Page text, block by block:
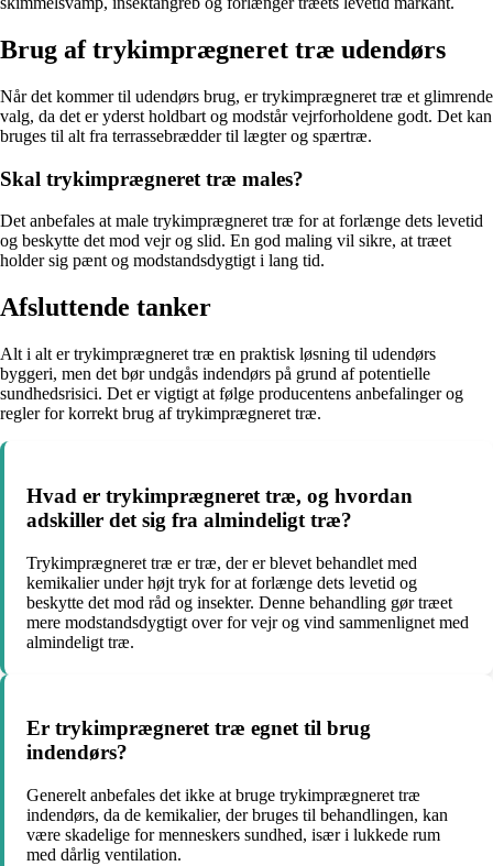
Brug af trykimprægneret træ udendørs
Når det kommer til udendørs brug, er trykimprægneret træ et glimrende
valg, da det er yderst holdbart og modstår vejrforholdene godt. Det kan
bruges til alt fra terrassebrædder til lægter og spærtræ.
Skal trykimprægneret træ males?
Det anbefales at male trykimprægneret træ for at forlænge dets levetid
og beskytte det mod vejr og slid. En god maling vil sikre, at træet
holder sig pænt og modstandsdygtigt i lang tid.
Afsluttende tanker
Alt i alt er trykimprægneret træ en praktisk løsning til udendørs
byggeri, men det bør undgås indendørs på grund af potentielle
sundhedsrisici. Det er vigtigt at følge producentens anbefalinger og
regler for korrekt brug af trykimprægneret træ.
Hvad er trykimprægneret træ, og hvordan
adskiller det sig fra almindeligt træ?
Trykimprægneret træ er træ, der er blevet behandlet med
kemikalier under højt tryk for at forlænge dets levetid og
beskytte det mod råd og insekter. Denne behandling gør træet
mere modstandsdygtigt over for vejr og vind sammenlignet med
almindeligt træ.
Er trykimprægneret træ egnet til brug
indendørs?
Generelt anbefales det ikke at bruge trykimprægneret træ
indendørs, da de kemikalier, der bruges til behandlingen, kan
være skadelige for menneskers sundhed, især i lukkede rum
med dårlig ventilation.